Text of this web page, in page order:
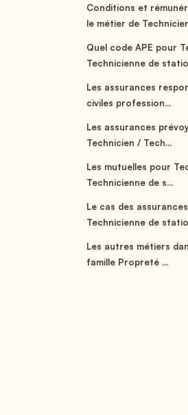
Conditions et
le métier de
Quel code APE pour
Technicienne de
Les assurances
civiles profession...
Les assurances
Technicien / Tech...
Les mutuelles pour
Technicienne de s...
Le cas des
Technicienne de
Les autres métiers
famille Propreté ...